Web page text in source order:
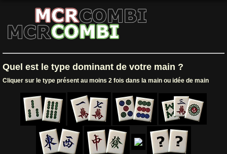
Quel est le type dominant de votre main ?
Cliquer sur le type présent au moins 2 fois dans la main ou idée de main